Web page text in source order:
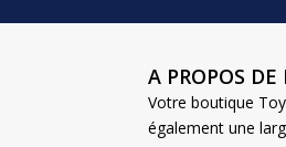
A PROPOS
Votre boutique
également une